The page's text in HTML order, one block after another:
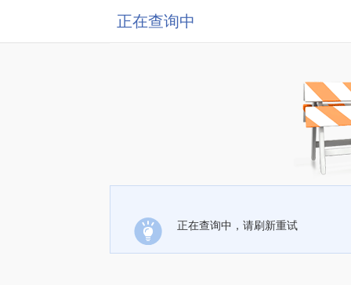
正在查询中
正在查询中，请刷新重试